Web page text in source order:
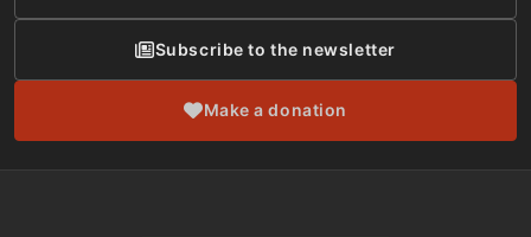
Subscribe to the newsletter
Make a donation